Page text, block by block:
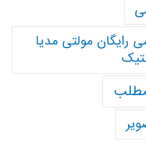
رایگان مولتی مدیا
مطلب